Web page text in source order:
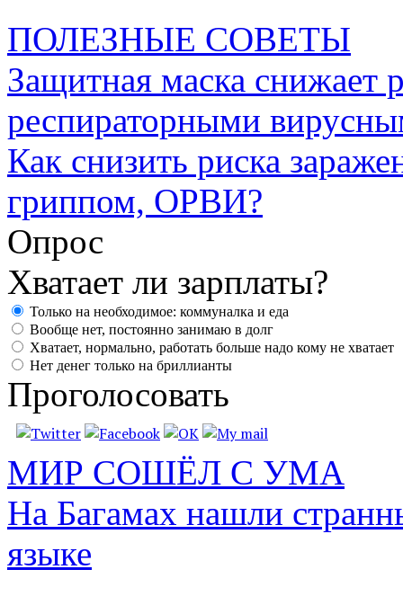
ПОЛЕЗНЫЕ СОВЕТЫ
Защитная маска снижает
респираторными
Как снизить риска
гриппом, ОРВИ?
Опрос
Хватает ли зарплаты?
Только на необходимое: коммуналка и еда
Вообще нет, постоянно занимаю в долг
Хватает, нормально, работать больше надо кому не хватает
Нет денег только на бриллианты
Проголосовать
МИР СОШЁЛ С УМА
На Багамах нашли
языке